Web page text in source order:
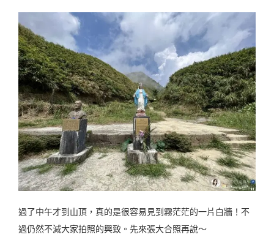
過了中午才到山頂，真的是很容易見到霧茫茫的一片白牆！不
過仍然不減大家拍照的興致。先來張大合照再說～